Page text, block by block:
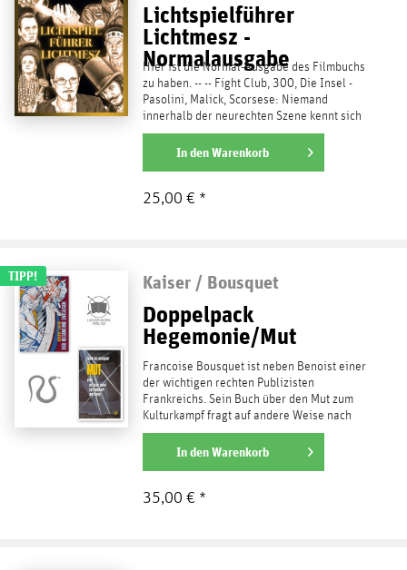
Lichtspielführer
Lichtmesz -
Normalausgabe
Hier ist die Normal-Ausgabe des Filmbuchs
zu haben. -- -- Fight Club, 300, Die Insel -
Pasolini, Malick, Scorsese: Niemand
innerhalb der neurechten Szene kennt sich
auch nur...
weiterlesen
In denWarenkorb
25,00 € *
TIPP! Kaiser / Bousquet
Doppelpack
Hegemonie/Mut
Francoise Bousquet ist neben Benoist einer
der wichtigen rechten Publizisten
Frankreichs. Sein Buch über den Mut zum
Kulturkampf fragt auf andere Weise nach
der Hegemonie, die...
weiterlesen
In denWarenkorb
35,00 € *